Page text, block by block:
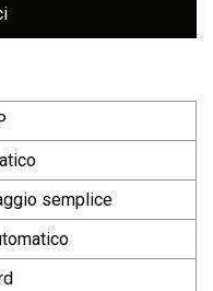
semplice